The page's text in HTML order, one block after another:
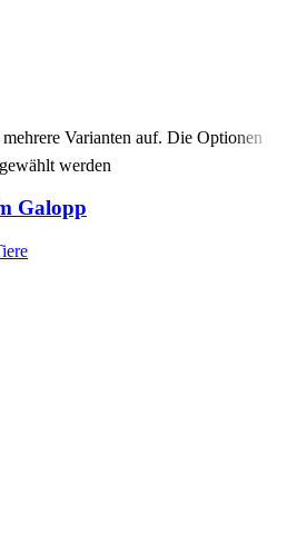
Varianten auf. Die Optionen
werden
Galopp